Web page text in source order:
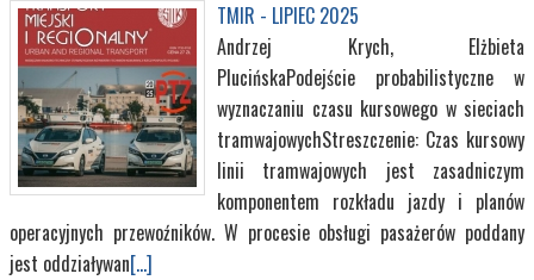
TMIR - LIPIEC 2025
Andrzej Krych, Elżbieta
PlucińskaPodejście probabilistyczne w
wyznaczaniu czasu kursowego w sieciach
tramwajowychStreszczenie: Czas kursowy
linii tramwajowych jest zasadniczym
komponentem rozkładu jazdy i planów
operacyjnych przewoźników. W procesie obsługi pasażerów poddany
jest oddziaływan[...]